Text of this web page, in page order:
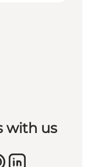
with us